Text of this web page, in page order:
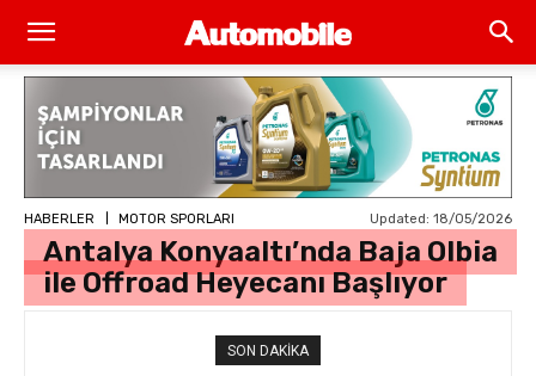
HABERLER MOTOR SPORLARI Updated: 18/05/2026
Antalya Konyaaltı’nda Baja Olbia
ile Offroad Heyecanı Başlıyor
SON DAKIKA